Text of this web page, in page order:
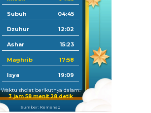
Subuh 04:45
Dzuhur 12:02
Ashar 15:23
Maghrib 17:58
Isya 19:09
Waktu sholat berikutnya dalam:
3 jam 58 menit 28 detik
Sumber: Kemenag